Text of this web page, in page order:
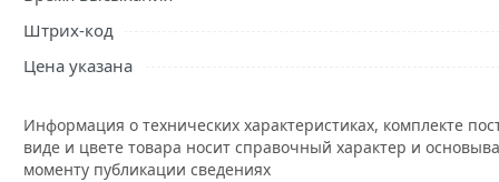
Штрих-код
Цена указана
Информация о технических характеристиках, комплекте
виде и цвете товара носит справочный характер и
моменту публикации сведениях